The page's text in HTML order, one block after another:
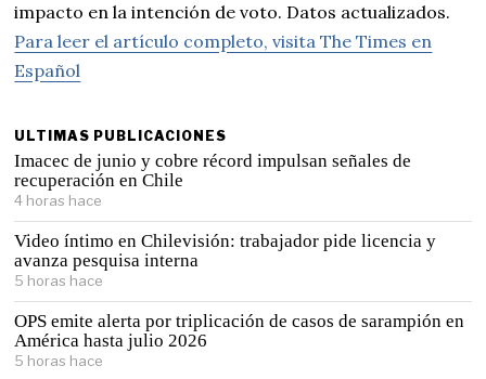
impacto en la intención de voto. Datos actualizados.
Para leer el artículo completo, visita The Times en
Español
ULTIMAS PUBLICACIONES
Imacec de junio y cobre récord impulsan señales de
recuperación en Chile
4 horas hace
Video íntimo en Chilevisión: trabajador pide licencia y
avanza pesquisa interna
5 horas hace
OPS emite alerta por triplicación de casos de sarampión en
América hasta julio 2026
5 horas hace